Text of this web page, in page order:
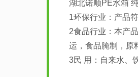
湖北诺顺PE水
1环保行业：产品
2食品行业：本产
运，食品腌制，原
3民 用：自来水、